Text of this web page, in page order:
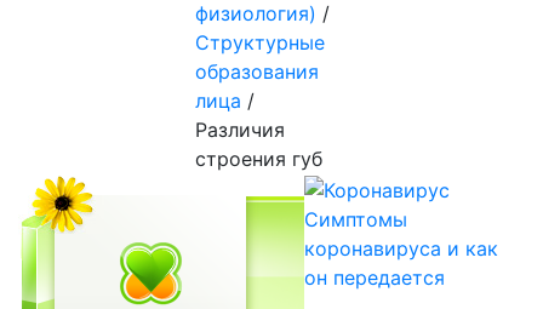
физиология) /
Структурные
образования
лица /
Различия
строения губ
Симптомы
коронавируса и как
он передается